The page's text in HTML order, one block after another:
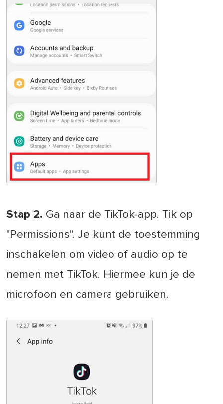
Stap 2. Ga naar de TikTok-app. Tik op
"Permissions". Je kunt de toestemming
inschakelen om video of audio op te
nemen met TikTok. Hiermee kun je de
microfoon en camera gebruiken.